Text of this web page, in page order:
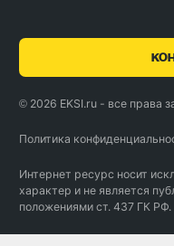
© 2026 EKSI.ru - все права
Политика
Интернет ресурс носит
характер и не является
положениями ст. 437 ГК РФ.